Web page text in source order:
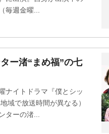
毎週金曜...
ー渚“まめ福”の七
ナイトドラマ『僕とシッ
で放送時間が異なる）
ターの渚...